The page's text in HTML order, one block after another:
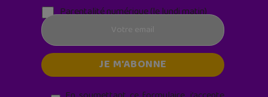
Parentalité numérique (le lundi matin)